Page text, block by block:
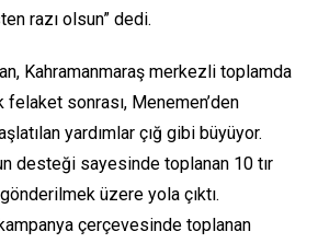
razı olsun” dedi.
Kahramanmaraş merkezli toplamda
sonrası, Menemen’den
yardımlar çığ gibi büyüyor.
desteği sayesinde toplanan 10 tır
üzere yola çıktı.
çerçevesinde toplanan